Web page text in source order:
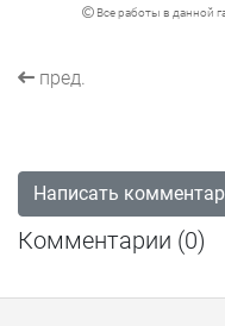
Все работы в данной
пред.
Написать
Комментарии (0)